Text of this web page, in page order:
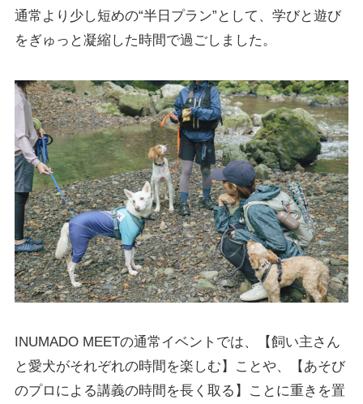
通常より少し短めの“半日プラン”として、学びと遊び
をぎゅっと凝縮した時間で過ごしました。
INUMADO MEETの通常イベントでは、【飼い主さん
と愛犬がそれぞれの時間を楽しむ】ことや、【あそび
のプロによる講義の時間を長く取る】ことに重きを置